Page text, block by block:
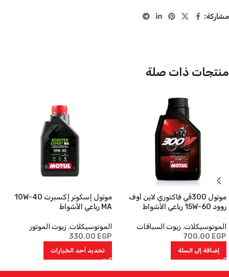
معايير معهد البترول الأمريكي
المزوده بالمحركات الرباعية الأشواط4T( دراجات السباق, الدراجات
بالمحركات الرياضية ولجميع أنواع القيادة: الشارع, الأسفلت , التضاريس
والطرق الوعرة) مع علبة تروس مدمجه مع المحرك أو منفصلة سواء كان
القابض(الكلتش) رطب أو جاف. يلبي ويوافق متطلبات أنظمة التحكم في غاز
العادم EURO 2, 3, 4, 5 للمحركات المزودة بأنظمة إعادة تدوير غازات العادم (
المحولات الحفازة أو ما يعرف بعلب البيئة). يوصي به خصيصا لمحركات :
دوكاتي , KTM, بي إم دبليو التي تتطلب لزوجة 15W-50. يستخدم أيضا في :
مواصفات المنتج الفنية
مشاركة:
منتجات ذات صلة
موتول 300ڤي فاكتوري لاين أوف
روود 15W-60 رباعي الأشواط
الموتوسيكلات, زيوت السباقات
700.00 EGP
إضافة إلى السلة
موتول إسكوتر إكسبرت 10W-40
MA رباعي الأشواط
الموتوسيكلات, زيوت الموتور
330.00 EGP
تحديد أحد الخيارات